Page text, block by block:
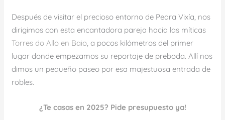
Después de visitar el precioso entorno de Pedra Vixía, nos
dirigimos con esta encantadora pareja hacia las míticas
Torres do Allo en Baio, a pocos kilómetros del primer
lugar donde empezamos su reportaje de preboda. Allí nos
dimos un pequeño paseo por esa majestuosa entrada de
robles.
¿Te casas en 2025? Pide presupuesto ya!